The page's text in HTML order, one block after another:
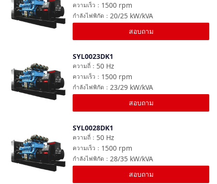
1500 rpm
ความเร็ว ：
20/25 kW/kVA
กำลังไฟพิกัด ：
สอบถาม
SYL0023DK1
50 Hz
ความถี่ ：
1500 rpm
ความเร็ว ：
23/29 kW/kVA
กำลังไฟพิกัด ：
สอบถาม
SYL0028DK1
50 Hz
ความถี่ ：
1500 rpm
ความเร็ว ：
28/35 kW/kVA
กำลังไฟพิกัด ：
สอบถาม